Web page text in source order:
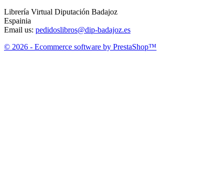
Librería Virtual Diputación Badajoz
Espainia
Email us: pedidoslibros@dip-badajoz.es
© 2026 - Ecommerce software by PrestaShop™